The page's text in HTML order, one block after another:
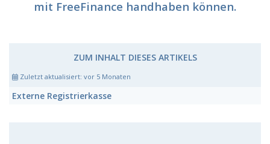
mit FreeFinance handhaben können.
ZUM INHALT DIESES ARTIKELS
Zuletzt aktualisiert: vor 5 Monaten
Externe Registrierkasse